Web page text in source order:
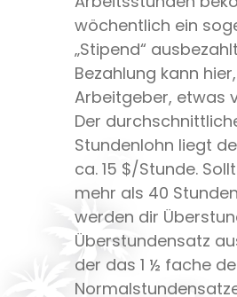
wöchentlich ein
„Stipend“
Bezahlung kann
Arbeitgeber, etwas
Der
Stundenlohn liegt
ca. 15 $/Stunde.
mehr als 40
werden dir
Überstundensatz
der das 1 ½ fache